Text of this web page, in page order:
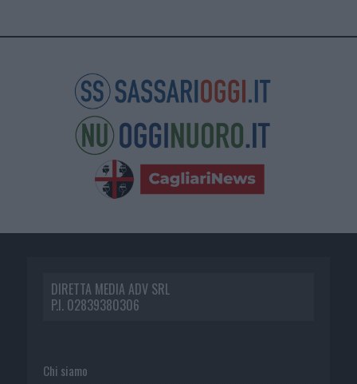
DIRETTA MEDIA ADV SRL
P.I. 02839380306
Chi siamo